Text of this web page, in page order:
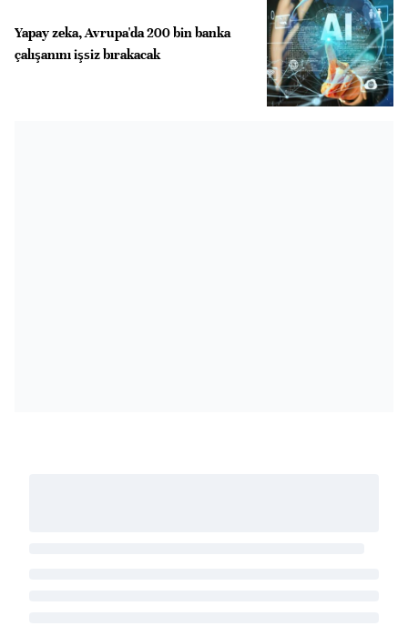
Yapay zeka, Avrupa'da 200 bin banka
çalışanını işsiz bırakacak